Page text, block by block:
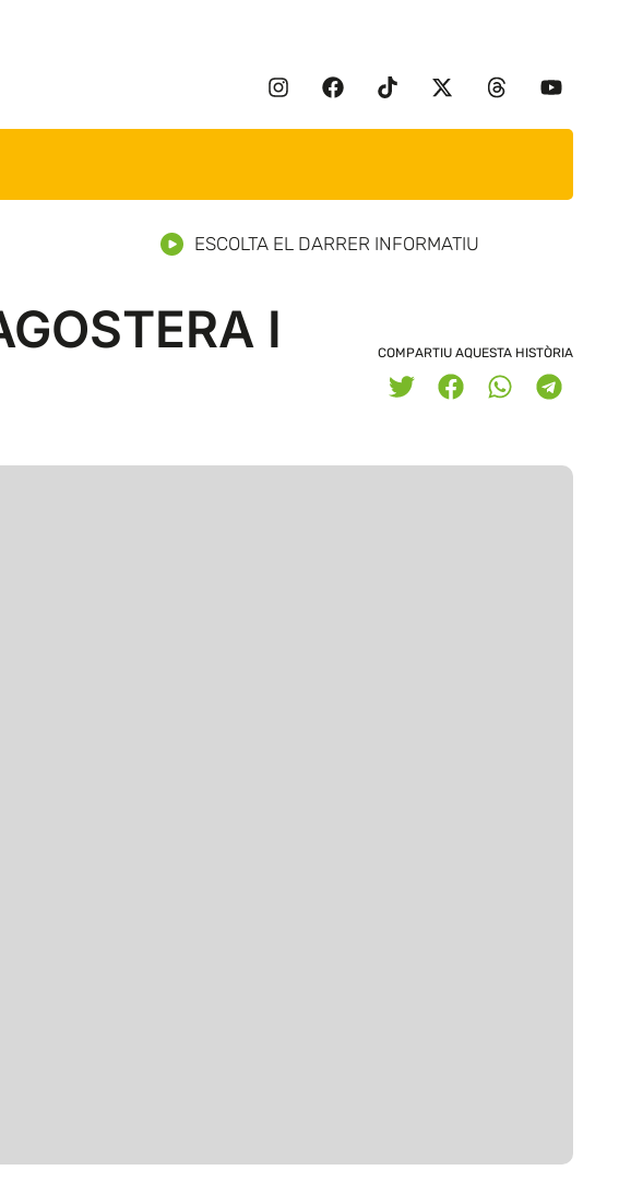
ESCOLTA EL DARRER INFORMATIU
I
COMPARTIU AQUESTA HISTÒRIA